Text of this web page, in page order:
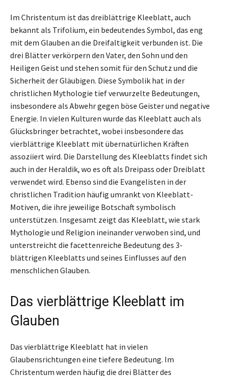
Im Christentum ist das dreiblättrige Kleeblatt, auch
bekannt als Trifolium, ein bedeutendes Symbol, das eng
mit dem Glauben an die Dreifaltigkeit verbunden ist. Die
drei Blätter verkörpern den Vater, den Sohn und den
Heiligen Geist und stehen somit für den Schutz und die
Sicherheit der Gläubigen. Diese Symbolik hat in der
christlichen Mythologie tief verwurzelte Bedeutungen,
insbesondere als Abwehr gegen böse Geister und negative
Energie. In vielen Kulturen wurde das Kleeblatt auch als
Glücksbringer betrachtet, wobei insbesondere das
vierblättrige Kleeblatt mit übernatürlichen Kräften
assoziiert wird. Die Darstellung des Kleeblatts findet sich
auch in der Heraldik, wo es oft als Dreipass oder Dreiblatt
verwendet wird. Ebenso sind die Evangelisten in der
christlichen Tradition häufig umrankt von Kleeblatt-
Motiven, die ihre jeweilige Botschaft symbolisch
unterstützen. Insgesamt zeigt das Kleeblatt, wie stark
Mythologie und Religion ineinander verwoben sind, und
unterstreicht die facettenreiche Bedeutung des 3-
blättrigen Kleeblatts und seines Einflusses auf den
menschlichen Glauben.
Das vierblättrige Kleeblatt im
Glauben
Das vierblättrige Kleeblatt hat in vielen
Glaubensrichtungen eine tiefere Bedeutung. Im
Christentum werden häufig die drei Blätter des